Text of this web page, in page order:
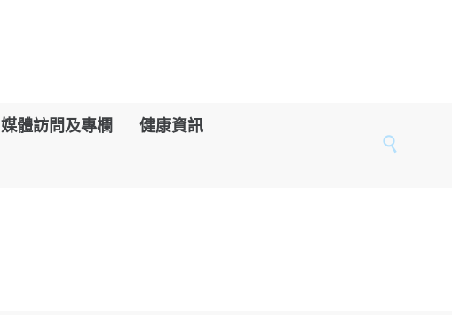
媒體訪問及專欄 健康資訊
